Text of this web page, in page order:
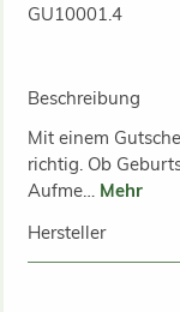
GU10001.4
Beschreibung
Mit einem
richtig. Ob
Aufme… Mehr
Hersteller